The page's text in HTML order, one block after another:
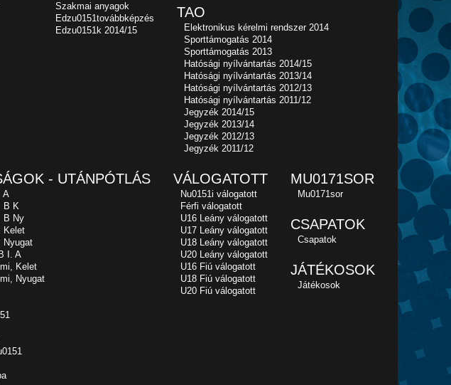
Szakmai anyagok
Edzu0151továbbképzés
Edzu0151k 2014/15
TAO
Elektronikus kérelmi rendszer 2014
Sporttámogatás 2014
Sporttámogatás 2013
Hatósági nyílvántartás 2014/15
Hatósági nyílvántartás 2013/14
Hatósági nyílvántartás 2012/13
Hatósági nyílvántartás 2011/12
Jegyzék 2014/15
Jegyzék 2013/14
Jegyzék 2012/13
Jegyzék 2011/12
- UTÁNPÓTLÁS
A
B K
B Ny
Kelet
Nyugat
I. A
Kelet
Nyugat
VÁLOGATOTT
Nu0151i válogatott
Férfi válogatott
U16 Leány válogatott
U17 Leány válogatott
U18 Leány válogatott
U20 Leány válogatott
U16 Fiú válogatott
U18 Fiú válogatott
U20 Fiú válogatott
MU0171SOR
Mu0171sor
CSAPATOK
Csapatok
JÁTÉKOSOK
Játékosok